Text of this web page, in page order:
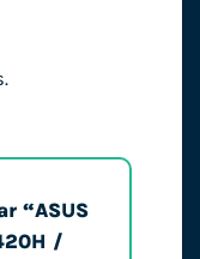
“ASUS
/